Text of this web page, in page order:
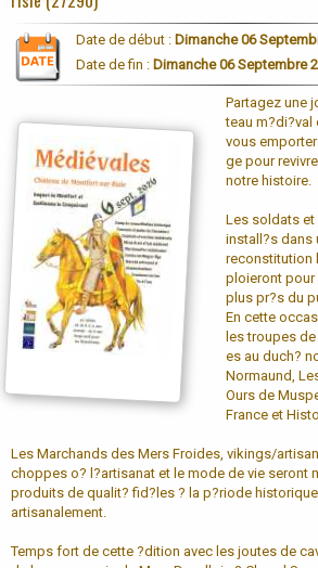
Date de début : Dimanche 06
Date de fin : Dimanche 06 Septembre
Partagez une
teau
vous
ge pour
notre histoire.
Les soldats et
install?s dans
reconstitution
ploieront pour
plus pr?s du
En cette
les troupes
es au duch?
Normaund,
Ours de
France et
Les Marchands des Mers Froides, vikings/
choppes o? l?artisanat et le mode de vie seront
produits de qualit? fid?les ? la p?riode
artisanalement.
Temps fort de cette ?dition avec les joutes de